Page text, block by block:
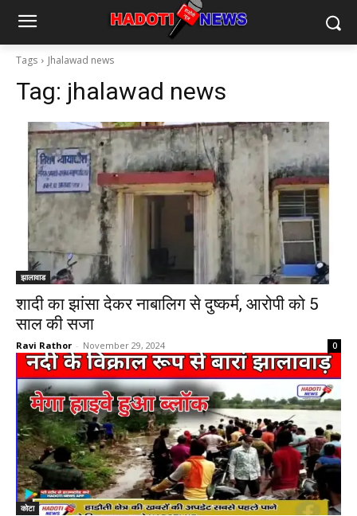
Tags Jhalawad news
Tag: jhalawad news
झालावाड
शादी का झांसा देकर नाबालिग से दुष्कर्म, आरोपी को 5
साल की सजा
Ravi Rathor - November 29, 2024 0
कोटा